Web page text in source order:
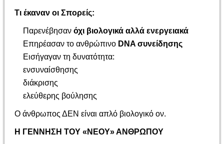
Τι έκαναν οι Σπορείς:
Παρενέβησανόχι βιολογικά αλλά ενεργειακά
Επηρέασαν το ανθρώπινο DNA συνείδησης
Εισήγαγαν τη δυνατότητα:
ενσυναίσθησης
διάκρισης
ελεύθερης βούλησης
Ο άνθρωπος ΔΕΝ είναι απλό βιολογικό ον.
Η ΓΕΝΝΗΣΗ ΤΟΥ «ΝΕΟΥ» ΑΝΘΡΩΠΟΥ